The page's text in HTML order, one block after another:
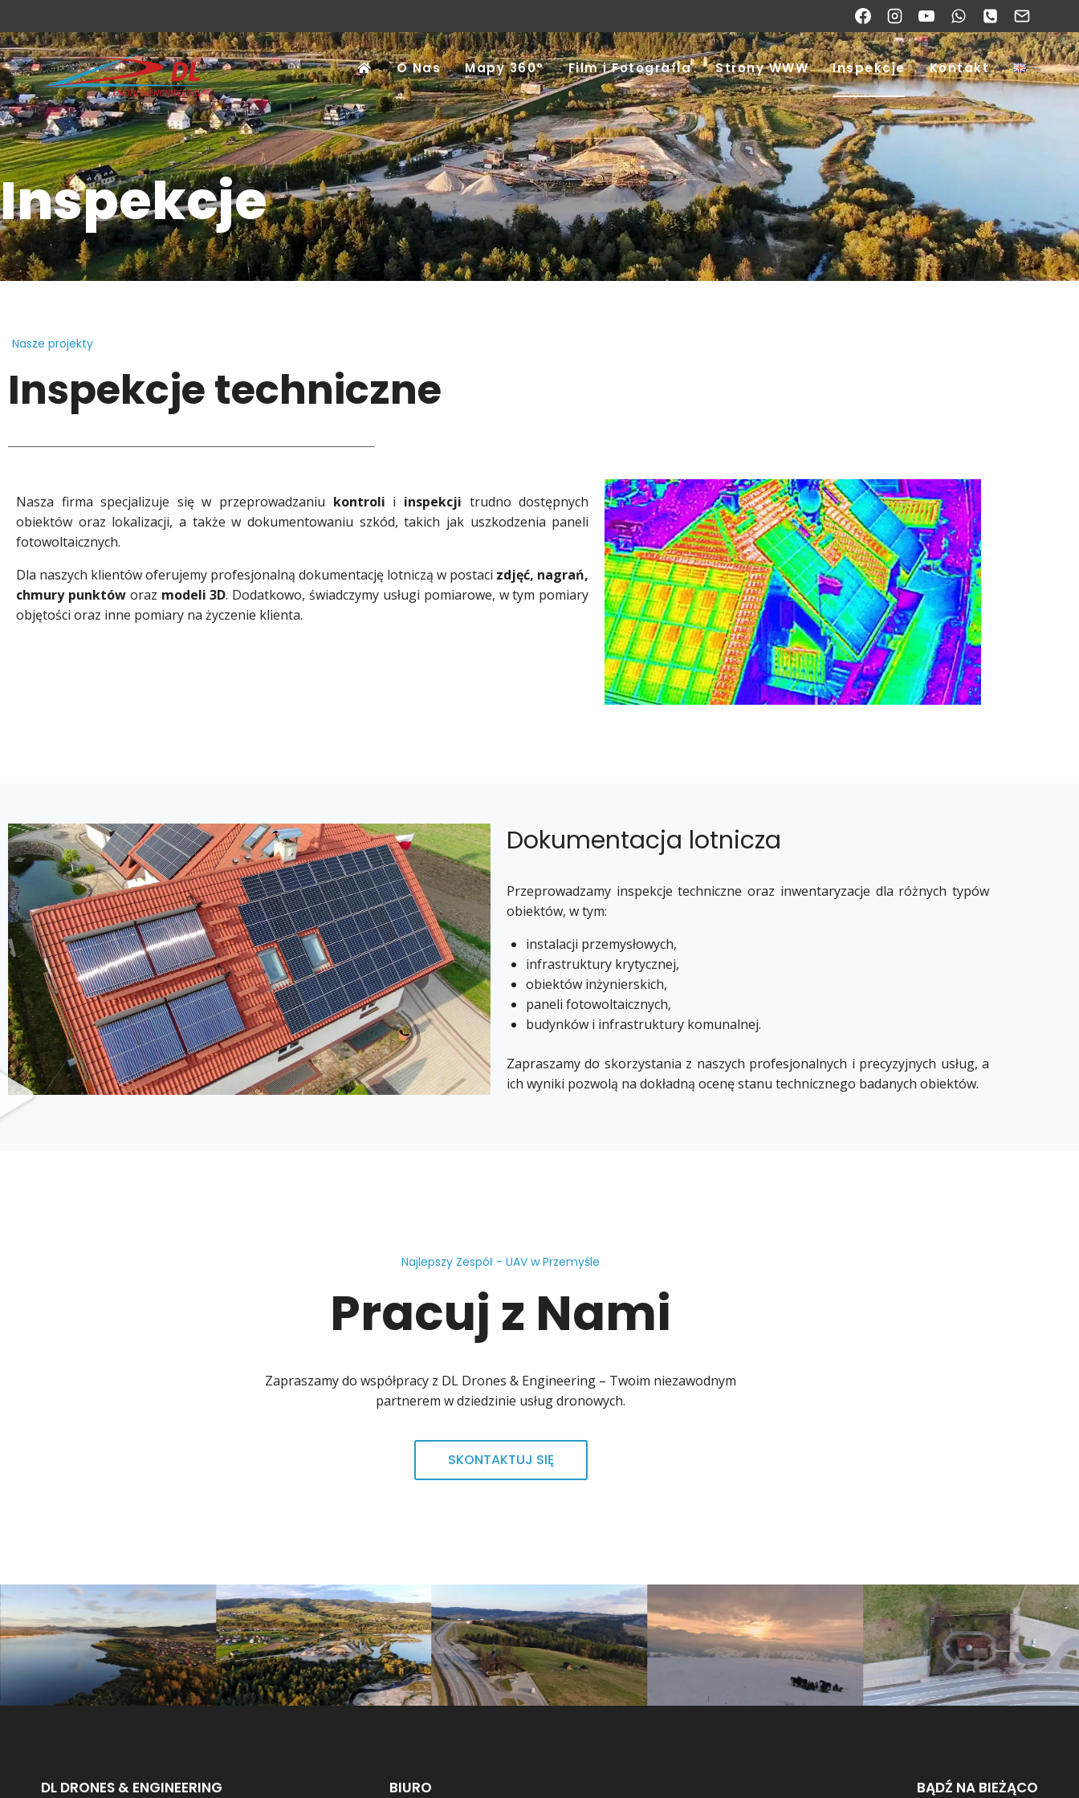
O Nas Mapy 360° Film i Fotografia Strony WWW Inspekcje Kontakt
Inspekcje
Nasze projekty
Inspekcje techniczne
Nasza firma specjalizuje się w przeprowadzaniu kontroli i inspekcji trudno dostępnych
obiektów oraz lokalizacji, a także w dokumentowaniu szkód, takich jak uszkodzenia paneli
fotowoltaicznych.
Dla naszych klientów oferujemy profesjonalną dokumentację lotniczą w postaci zdjęć, nagrań,
chmury punktóworaz modeli 3D. Dodatkowo, świadczymy usługi pomiarowe, w tym pomiary
objętości oraz inne pomiary na życzenie klienta.
Dokumentacja lotnicza
Przeprowadzamy inspekcje techniczne oraz inwentaryzacje dla różnych typów
obiektów, w tym:
instalacji przemysłowych,
infrastruktury krytycznej,
obiektów inżynierskich,
paneli fotowoltaicznych,
budynków i infrastruktury komunalnej.
Zapraszamy do skorzystania z naszych profesjonalnych i precyzyjnych usług, a
ich wyniki pozwolą na dokładną ocenę stanu technicznego badanych obiektów.
Najlepszy Zespół - UAV w Przemyśle
Pracuj z Nami
Zapraszamy do współpracy z DL Drones & Engineering – Twoim niezawodnym
partnerem w dziedzinie usług dronowych.
SKONTAKTUJ SIĘ
DL DRONES & ENGINEERING BIURO BĄDŹ NA BIEŻĄCO